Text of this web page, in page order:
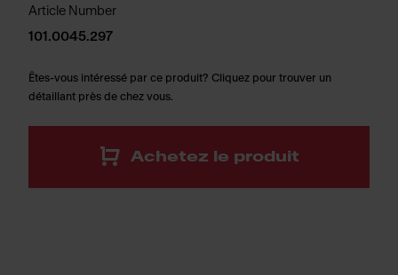
Article Number
101.0045.297
Êtes-vous intéressé par ce produit? Cliquez pour trouver un
détaillant près de chez vous.
Achetez le produit